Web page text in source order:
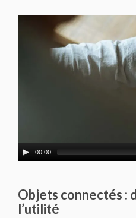
00:00
Objets connectés :
l’utilité